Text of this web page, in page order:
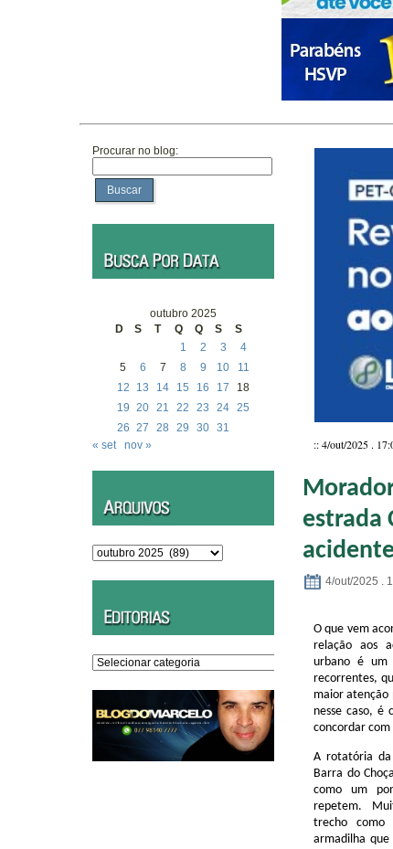
Procurar no blog:
Buscar
outubro 2025
D
S T Q Q S
S
1
2 3
4
5
6 7 8 9 10
11
12
13 14 15 16 17
18
19 20 21 22 23 24 25
26 27 28 29 30 31
« set
nov »
Arquivos
Editorias
:: 4/out/2025 .
estrada
4/out/2025 .
O que vem
relação aos
urbano é um
recorrentes,
maior atenção
nesse caso, é
concordar com
A rotatória da
Barra do Choça
como um
repetem.
trecho como
armadilha